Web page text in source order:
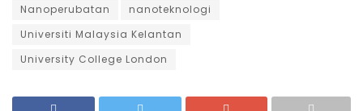
Nanoperubatan
nanoteknologi
Universiti Malaysia Kelantan
University College London